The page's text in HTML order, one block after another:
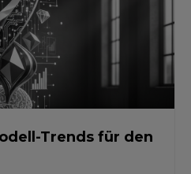
Trends für den